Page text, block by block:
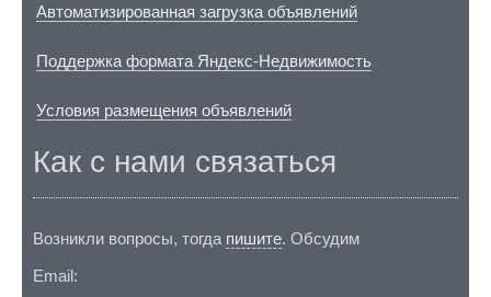
Автоматизированная загрузка объявлений
Поддержка формата Яндекс-Недвижимость
Условия размещения объявлений
Как с нами связаться
Возникли вопросы, тогда пишите. Обсудим
Email: